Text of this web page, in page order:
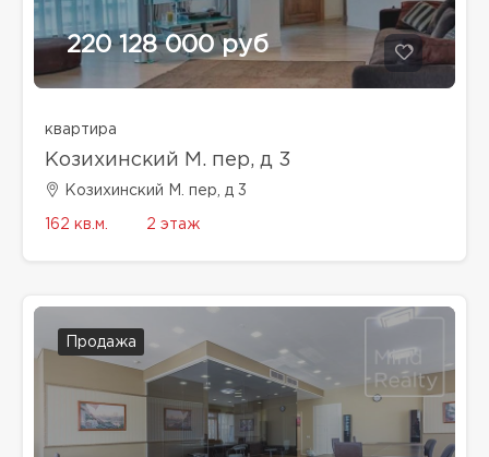
220 128 000 руб
квартира
Козихинский М. пер, д 3
Козихинский М. пер, д 3
162 кв.м. 2 этаж
Продажа